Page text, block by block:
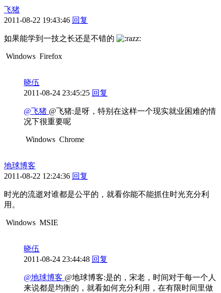
飞猪
2011-08-22 19:43:46 回复
如果能学到一技之长还是不错的
Windows Firefox
晓伍
2011-08-24 23:45:25 回复
@飞猪 @飞猪:是呀，特别在这样一个现实就业困难的情
况下很重要呢
Windows Chrome
地球博客
2011-08-22 12:24:36 回复
时光的流逝对谁都是公平的，就看你能不能抓住时光充分利
用。
Windows MSIE
晓伍
2011-08-24 23:44:48 回复
@地球博客 @地球博客:是的，宋老，时间对于每一个人
来说都是均衡的，就看如何充分利用，在有限时间里做